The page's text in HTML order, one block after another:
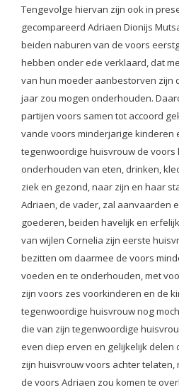
Tengevolge hiervan zijn ook in
gecompareerd Adriaen Dionijs
beiden naburen van de voors
hebben onder ede verklaard, dat
van hun moeder aanbestorven zijn
jaar zou mogen onderhouden.
partijen voors samen tot accoord
vande voors minderjarige kinderen
tegenwoordige huisvrouw de voors
onderhouden van eten, drinken,
ziek en gezond, naar zijn en haar
Adriaen, de vader, zal aanvaarden
goederen, beiden havelijk en
van wijlen Cornelia zijn eerste
bezitten om daarmee de voors
voeden en te onderhouden, met
zijn voors zes voorkinderen en de
tegenwoordige huisvrouw nog
die van zijn tegenwoordige
even diep erven en gelijkelijk delen
zijn huisvrouw voors achter
de voors Adriaen zou komen te